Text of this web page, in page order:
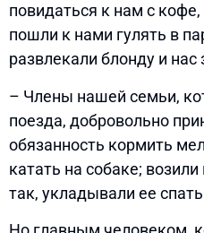
повидаться к нам с
пошли к нами гулять в
развлекали блонду и нас
– Члены нашей семьи,
поезда, добровольно
обязанность кормить
катать на собаке;
так, укладывали ее